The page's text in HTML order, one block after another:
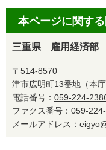
本ページに関す
三重県 雇用経済部
〒514-8570
津市広明町13番地（本庁
電話番号： 059-224-
ファクス番号：059-
メールアドレス：